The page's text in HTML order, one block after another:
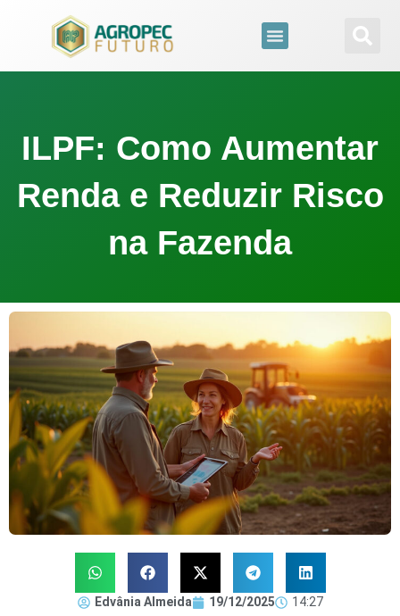
conteúdo
ILPF: Como Aumentar
Renda e Reduzir Risco
na Fazenda
Edvânia Almeida 19/12/2025 14:27